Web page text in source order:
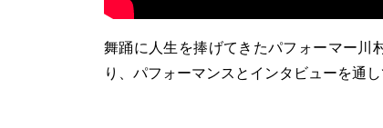
舞踊に人生を捧げてきたパフォーマー川
り、パフォーマンスとインタビューを通